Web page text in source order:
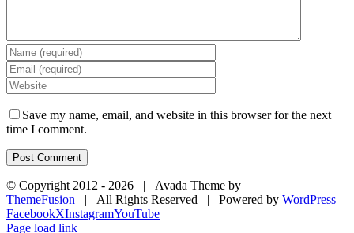
Save my name, email, and website in this browser for the next
time I comment.
© Copyright 2012 - 2026 | Avada Theme by
ThemeFusion | All Rights Reserved | Powered by WordPress
FacebookXInstagramYouTube
Page load link